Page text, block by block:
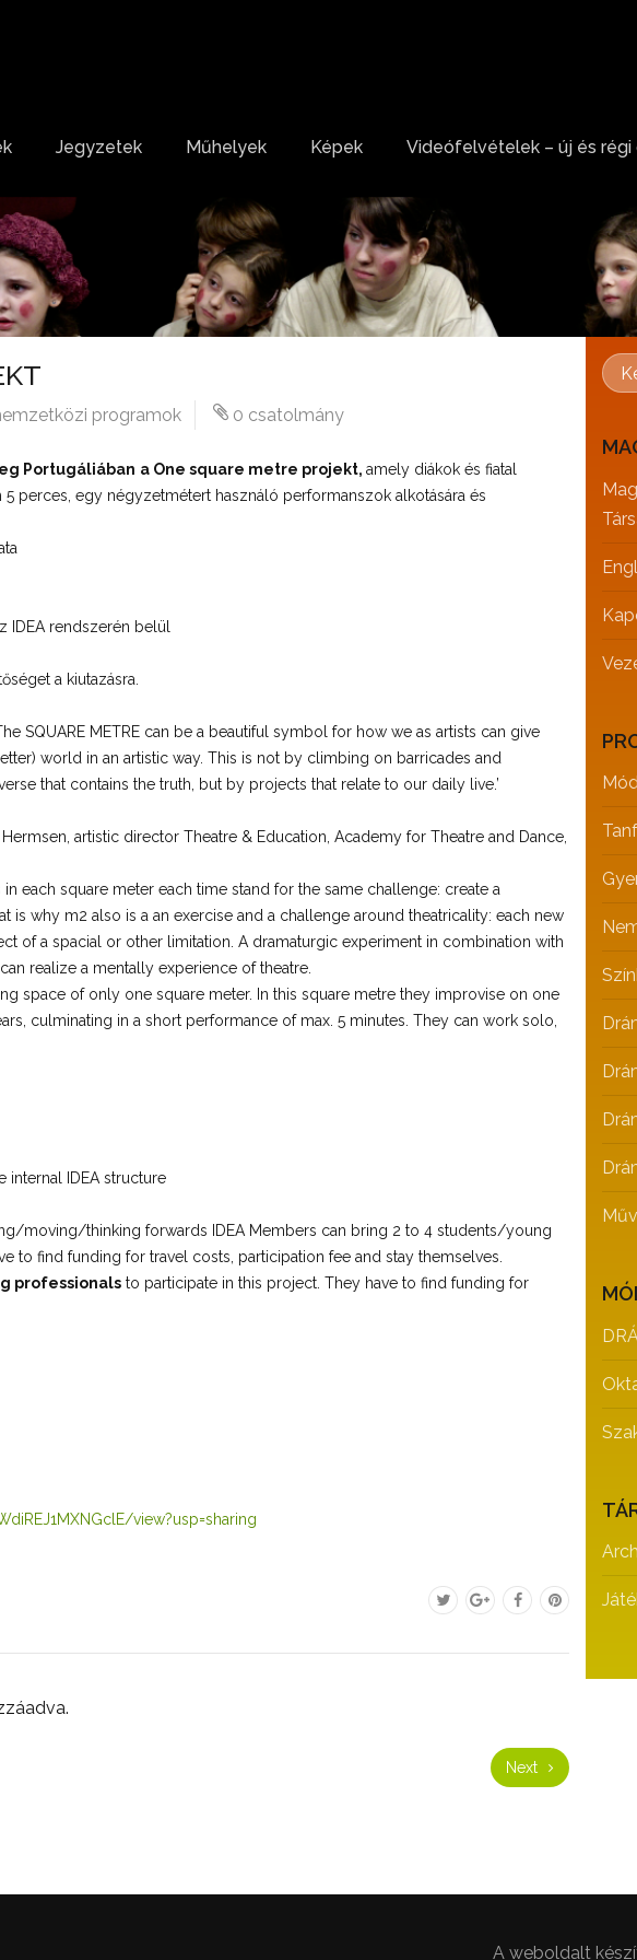
Jegyzetek Műhelyek Képek Videófelvételek – új és régi
programok 0 csatolmány
Portugáliában a One square metre projekt, amely diákok és fiatal
perces, egy négyzetmétert használó performanszok alkotására és
rendszerén belül
a kiutazásra.
SQUARE METRE can be a beautiful symbol for how we as artists can give
world in an artistic way. This is not by climbing on barricades and
that contains the truth, but by projects that relate to our daily live.’
artistic director Theatre & Education, Academy for Theatre and Dance,
each square meter each time stand for the same challenge: create a
is why m2 also is a an exercise and a challenge around theatricality: each new
of a spacial or other limitation. A dramaturgic experiment in combination with
realize a mentally experience of theatre.
space of only one square meter. In this square metre they improvise on one
culminating in a short performance of max. 5 minutes. They can work solo,
internal IDEA structure
moving/thinking forwards IDEA Members can bring 2 to 4 students/young
to find funding for travel costs, participation fee and stay themselves.
professionals to participate in this project. They have to find funding for
view?usp=sharing
Next
A weboldalt